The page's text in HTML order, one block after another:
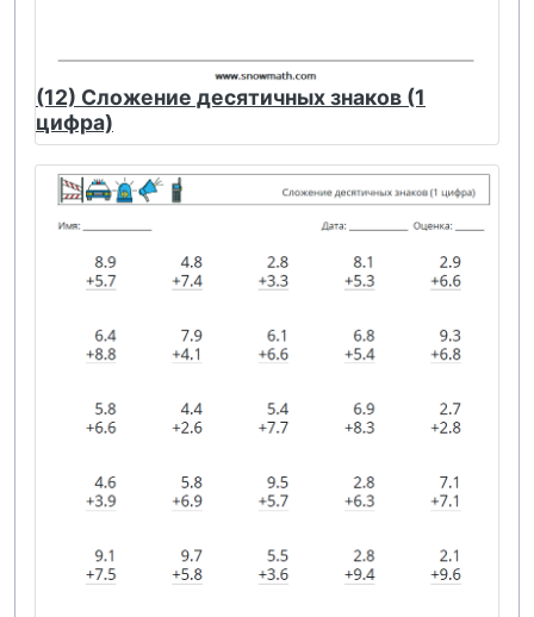
(12) Сложение десятичных знаков (1
цифра)